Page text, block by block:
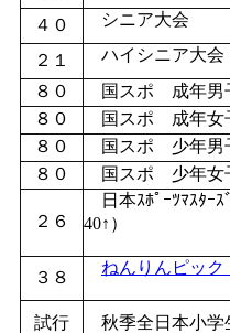
４０
シニア大会
２１
ハイシニア大会
８０
国スポ 成年男
８０
国スポ 成年女
８０
国スポ 少年男
８０
国スポ 少年女
２６
日本ｽﾎﾟｰﾂﾏｽﾀｰ
40↑）
３８
ねんりんピック
試行 秋季全日本小学